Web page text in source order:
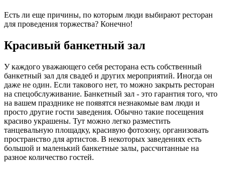
Есть ли еще причины, по которым люди выбирают ресторан
для проведения торжества? Конечно!
Красивый банкетный зал
У каждого уважающего себя ресторана есть собственный
банкетный зал для свадеб и других мероприятий. Иногда он
даже не один. Если такового нет, то можно закрыть ресторан
на спецобслуживание. Банкетный зал - это гарантия того, что
на вашем празднике не появятся незнакомые вам люди и
просто другие гости заведения. Обычно такие посещения
красиво украшены. Тут можно легко разместить
танцевальную площадку, красивую фотозону, организовать
пространство для артистов. В некоторых заведениях есть
большой и маленький банкетные залы, рассчитанные на
разное количество гостей.